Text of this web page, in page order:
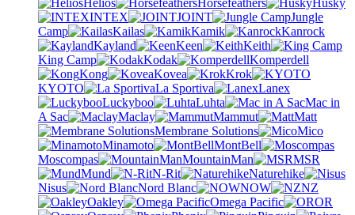
Helios
Horsefeathers
Husky
INTEX
JOINT
Jungle
Camp
Kailas Kamik
Kanrock
Kayland
Keen
Keith
King Camp
Kodak
Komperdell
Kong
Kovea
Krok
KYOTO
La Sportiva
Lanex
Luckyboo
Luhta
Mac in
A Sac
Maclay Mammut
Matt
Membrane Solutions
Mico
Minamoto
MontBell
Moscompas
MountainMan
MSR
Mund
N-Rit
Naturehike
Nisus
Nord Blanc NOW
NZ
Oakley
Omega Pacific
OR